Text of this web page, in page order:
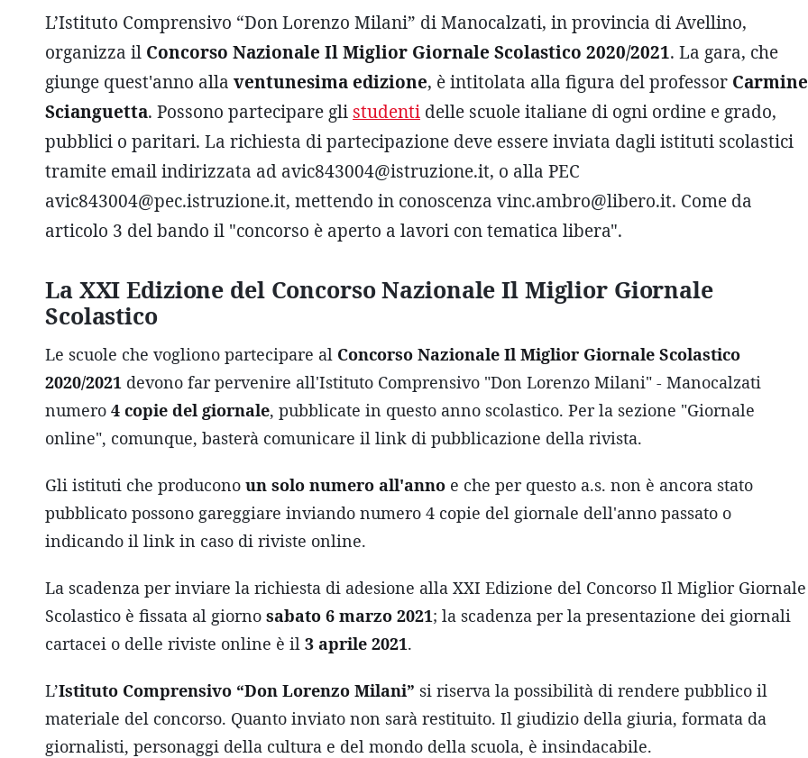
L’Istituto Comprensivo “Don Lorenzo Milani” di Manocalzati, in provincia di Avellino,
organizza il Concorso Nazionale Il Miglior Giornale Scolastico 2020/2021. La gara, che
giunge quest'anno alla ventunesima edizione, è intitolata alla figura del professor Carmine
Scianguetta. Possono partecipare gli studenti delle scuole italiane di ogni ordine e grado,
pubblici o paritari. La richiesta di partecipazione deve essere inviata dagli istituti scolastici
tramite email indirizzata ad avic843004@istruzione.it, o alla PEC
avic843004@pec.istruzione.it, mettendo in conoscenza vinc.ambro@libero.it. Come da
articolo 3 del bando il "concorso è aperto a lavori con tematica libera".
La XXI Edizione del Concorso Nazionale Il Miglior Giornale
Scolastico
Le scuole che vogliono partecipare al Concorso Nazionale Il Miglior Giornale Scolastico
2020/2021 devono far pervenire all'Istituto Comprensivo "Don Lorenzo Milani" - Manocalzati
numero 4 copie del giornale, pubblicate in questo anno scolastico. Per la sezione "Giornale
online", comunque, basterà comunicare il link di pubblicazione della rivista.
Gli istituti che producono un solo numero all'anno e che per questo a.s. non è ancora stato
pubblicato possono gareggiare inviando numero 4 copie del giornale dell'anno passato o
indicando il link in caso di riviste online.
La scadenza per inviare la richiesta di adesione alla XXI Edizione del Concorso Il Miglior Giornale
Scolastico è fissata al giorno sabato 6 marzo 2021; la scadenza per la presentazione dei giornali
cartacei o delle riviste online è il 3 aprile 2021.
L’Istituto Comprensivo “Don Lorenzo Milani” si riserva la possibilità di rendere pubblico il
materiale del concorso. Quanto inviato non sarà restituito. Il giudizio della giuria, formata da
giornalisti, personaggi della cultura e del mondo della scuola, è insindacabile.